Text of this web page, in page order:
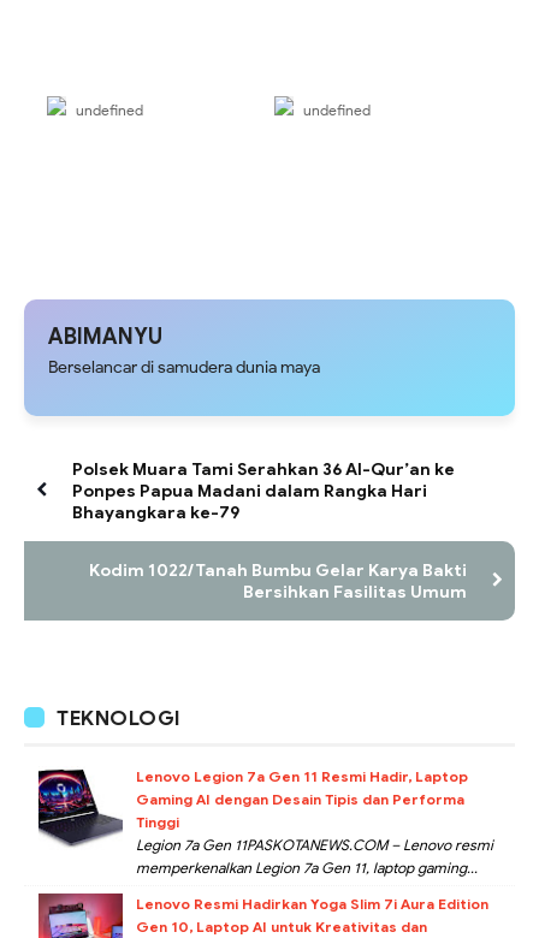
undefined undefined
ABIMANYU
Berselancar di samudera dunia maya
Polsek Muara Tami Serahkan 36 Al-Qur’an ke
Ponpes Papua Madani dalam Rangka Hari
Bhayangkara ke-79
Kodim 1022/Tanah Bumbu Gelar Karya Bakti
Bersihkan Fasilitas Umum
TEKNOLOGI
Lenovo Legion 7a Gen 11 Resmi Hadir, Laptop
Gaming AI dengan Desain Tipis dan Performa
Tinggi
Legion 7a Gen 11PASKOTANEWS.COM – Lenovo resmi
memperkenalkan Legion 7a Gen 11, laptop gaming...
Lenovo Resmi Hadirkan Yoga Slim 7i Aura Edition
Gen 10, Laptop AI untuk Kreativitas dan